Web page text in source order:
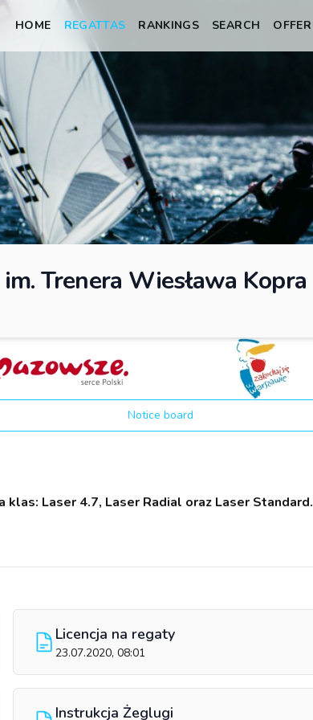
HOME REGATTAS RANKINGS SEARCH OFFER
Trenera Wiesława Kopra
Notice board
klas: Laser 4.7, Laser Radial oraz Laser Standard.
Licencja na regaty
23.07.2020, 08:01
Instrukcja Żeglugi